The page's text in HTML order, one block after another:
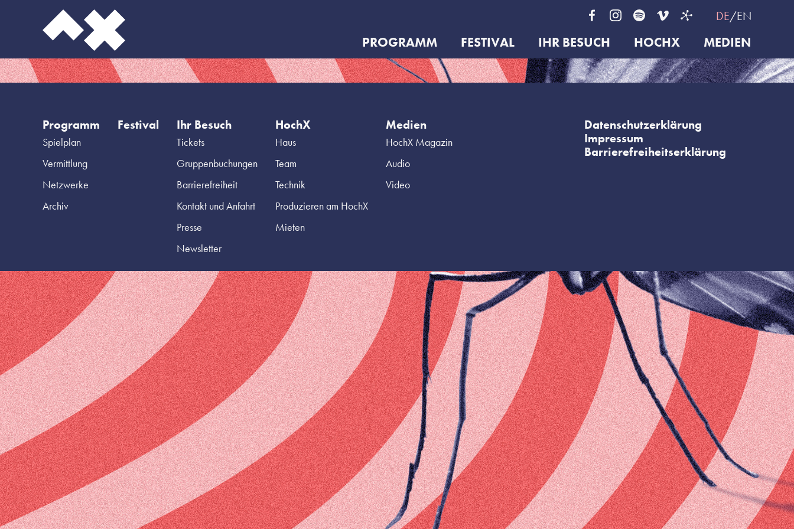
DE EN
PROGRAMM FESTIVAL IHR BESUCH HOCHX MEDIEN
Programm
Spielplan
Vermittlung
Netzwerke
Archiv
Festival Ihr Besuch
Tickets
Gruppenbuchungen
Barrierefreiheit
Kontakt und Anfahrt
Presse
Newsletter
HochX
Haus
Team
Technik
Produzieren am HochX
Mieten
Medien
HochX Magazin
Audio
Video
Datenschutzerklärung
Impressum
Barrierefreiheitserklärung